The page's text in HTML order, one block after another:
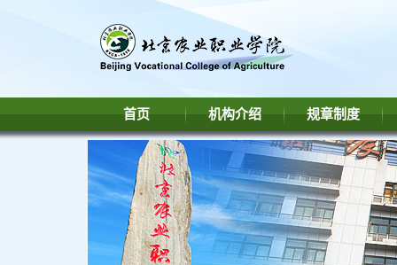
首页 机构介绍 规章制度